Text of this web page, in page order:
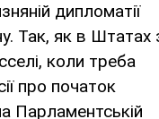
дипломатії
Так, як в Штатах
коли треба
про початок
Парламентській